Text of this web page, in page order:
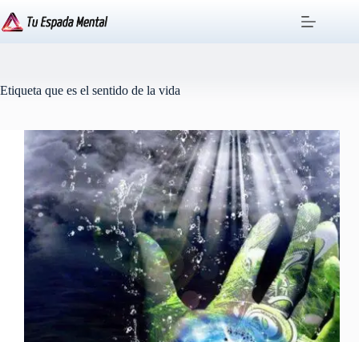
al
contenido
Etiqueta que es el sentido de la vida